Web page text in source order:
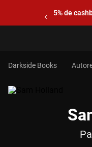
5% de